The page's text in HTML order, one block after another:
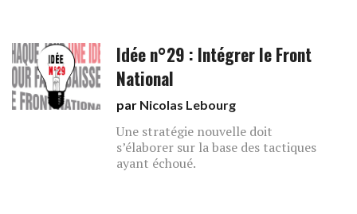
Idée n°29 : Intégrer le Front
National
par Nicolas Lebourg
Une stratégie nouvelle doit
s’élaborer sur la base des tactiques
ayant échoué.